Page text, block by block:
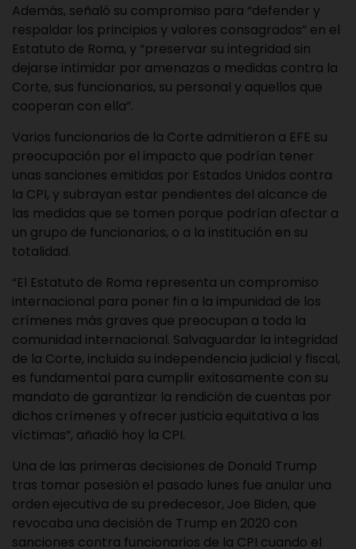
Además, señaló su compromiso para “defender y
respaldar los principios y valores consagrados” en el
Estatuto de Roma, y “preservar su integridad sin
dejarse intimidar por amenazas o medidas contra la
Corte, sus funcionarios, su personal y aquellos que
cooperan con ella”.
Varios funcionarios de la Corte admitieron a EFE su
preocupación por el impacto que podrían tener
unas sanciones emitidas por Estados Unidos contra
la CPI, y subrayan estar pendientes del alcance de
las medidas que se tomen porque podrían afectar a
un grupo de funcionarios, o a la institución en su
totalidad.
“El Estatuto de Roma representa un compromiso
internacional para poner fin a la impunidad de los
crímenes más graves que preocupan a toda la
comunidad internacional. Salvaguardar la integridad
de la Corte, incluida su independencia judicial y fiscal,
es fundamental para cumplir exitosamente con su
mandato de garantizar la rendición de cuentas por
dichos crímenes y ofrecer justicia equitativa a las
víctimas”, añadió hoy la CPI.
Una de las primeras decisiones de Donald Trump
tras tomar posesión el pasado lunes fue anular una
orden ejecutiva de su predecesor, Joe Biden, que
revocaba una decisión de Trump en 2020 con
sanciones contra funcionarios de la CPI cuando el